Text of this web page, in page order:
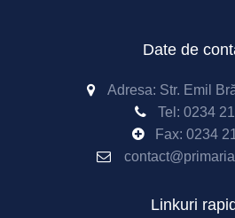
Date de
Adresa: Str. Emil
Tel: 0234
Fax: 0234
Linkuri